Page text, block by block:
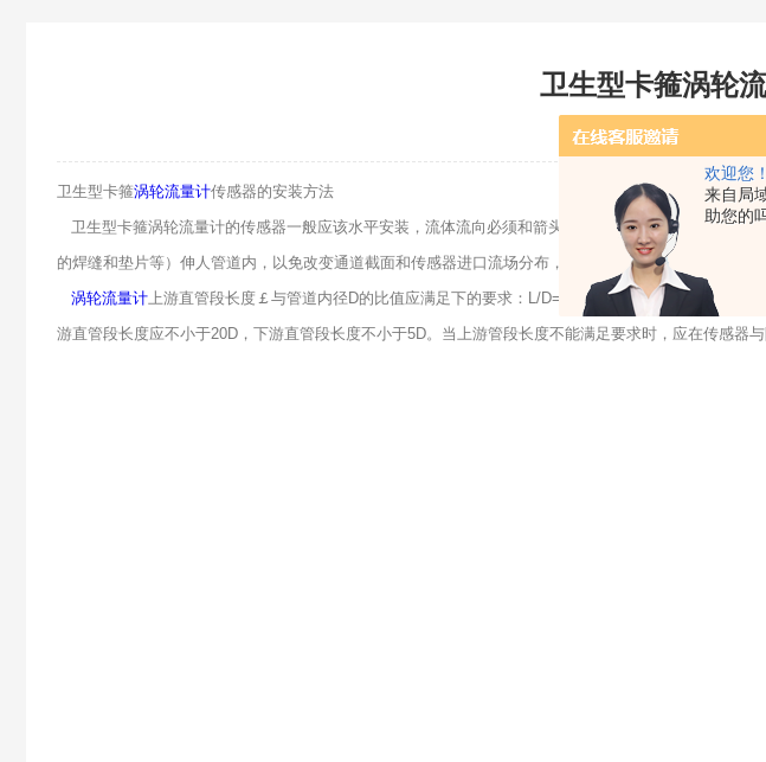
欢迎您！
来自局
助您的
卫生型卡箍涡轮
更新时间：
卫生型卡箍涡轮流量计传感器的安装方法
卫生型卡箍涡轮流量计的传感器一般应该水平安装，流体流向必须和箭头指向一致，并符合说明书的
的焊缝和垫片等）伸人管道内，以免改变通道截面和传感器进口流场分布，并要求管道中心和传感器中
涡轮流量计上游直管段长度￡与管道内径D的比值应满足下的要求：L/D=0.35K/f K-旋涡速度比，取
游直管段长度应不小于20D，下游直管段长度不小于5D。当上游管段长度不能满足要求时，应在传感器